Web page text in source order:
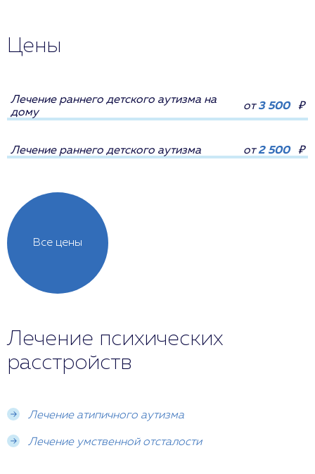
Цены
Все цены
Лечение раннего детского аутизма на
дому
от3 500 ₽
Лечение раннего детского аутизма от2 500 ₽
Лечение психических
расстройств
Лечение атипичного аутизма
Лечение умственной отсталости